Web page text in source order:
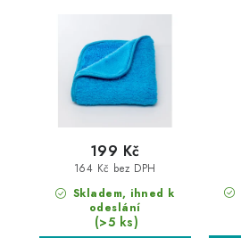
Skladem, ihned k
odeslání
(>5 ks)
164 Kč bez DPH
199 Kč